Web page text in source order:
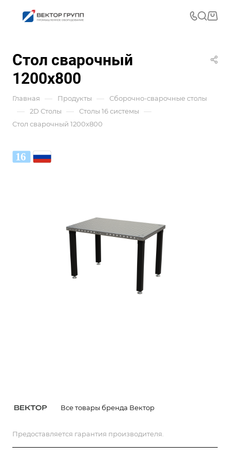
Стол сварочный
1200x800
Главная — Продукты — Сборочно-сварочные столы
— 2D Столы — Столы 16 системы —
Стол сварочный 1200x800
Все товары бренда Вектор
Предоставляется гарантия производителя.